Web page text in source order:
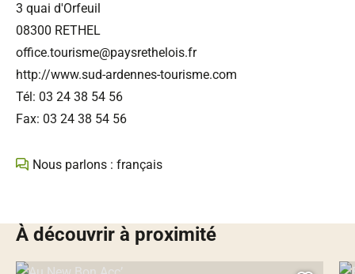
3 quai d'Orfeuil
08300 RETHEL
office.tourisme@paysrethelois.fr
http://www.sud-ardennes-tourisme.com
Tél: 03 24 38 54 56
Fax: 03 24 38 54 56
Nous parlons : français
À découvrir à proximité
Au New Bon Acc’, © Droits gérés